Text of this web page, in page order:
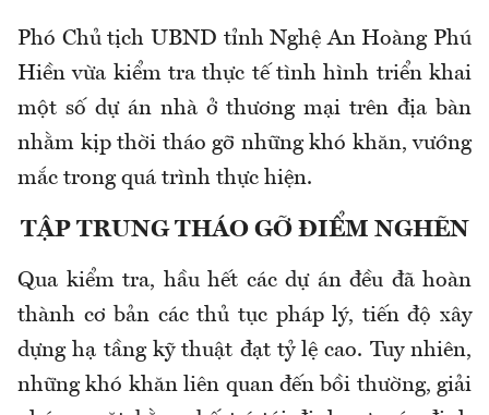
Phó Chủ tịch UBND tỉnh Nghệ An Hoàng Phú
Hiền vừa kiểm tra thực tế tình hình triển khai
một số dự án nhà ở thương mại trên địa bàn
nhằm kịp thời tháo gỡ những khó khăn, vướng
mắc trong quá trình thực hiện.
TẬP TRUNG THÁO GỠ ĐIỂM NGHẼN
Qua kiểm tra, hầu hết các dự án đều đã hoàn
thành cơ bản các thủ tục pháp lý, tiến độ xây
dựng hạ tầng kỹ thuật đạt tỷ lệ cao. Tuy nhiên,
những khó khăn liên quan đến bồi thường, giải